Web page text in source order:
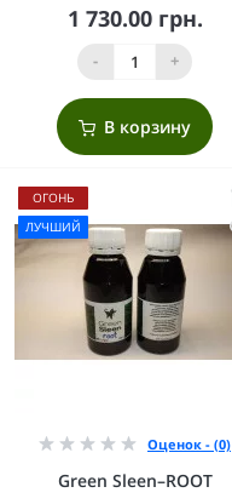
1 730.00 грн.
- +
В корзину
ОГОНЬ
ЛУЧШИЙ
Оценок - (0)
Green Sleen–ROOT